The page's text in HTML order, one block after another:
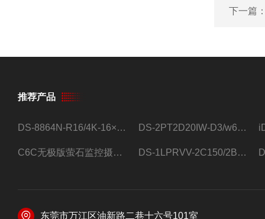
下一篇
推荐产品
DS-8864N-R16/4K-16×4T/希捷16盘位录像机 DS-2PT2D20IW-D3/w64路高清硬盘录像机
C6C无极版萤石监控摄像头 DS-1LPRVV-2C150/2B监控室外夜视高清电源线护套线200米/卷
东莞市万江区油新路二巷十六号101室